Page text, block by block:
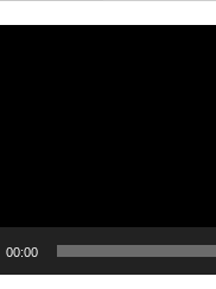
00:00